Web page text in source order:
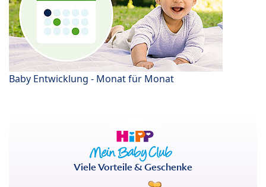
Baby Entwicklung - Monat für Monat
Viele Vorteile & Geschenke